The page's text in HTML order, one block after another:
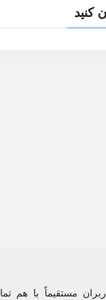
کنید
مستقیماً با هم